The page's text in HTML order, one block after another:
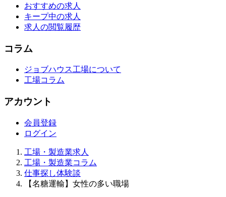
おすすめの求人
キープ中の求人
求人の閲覧履歴
コラム
ジョブハウス工場について
工場コラム
アカウント
会員登録
ログイン
工場・製造業求人
工場・製造業コラム
仕事探し体験談
【名糖運輸】女性の多い職場